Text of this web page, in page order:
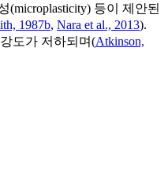
(microplasticity) 등이 제안된
1987b, Nara et al., 2013).
도가 저하되며(Atkinson,